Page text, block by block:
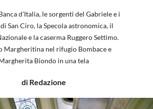
d’Italia, le sorgenti del Gabriele e i
San Ciro, la Specola astronomica, il
e la caserma Ruggero Settimo.
Margheritina nel rifugio Bombace e
Biondo in una tela
di Redazione